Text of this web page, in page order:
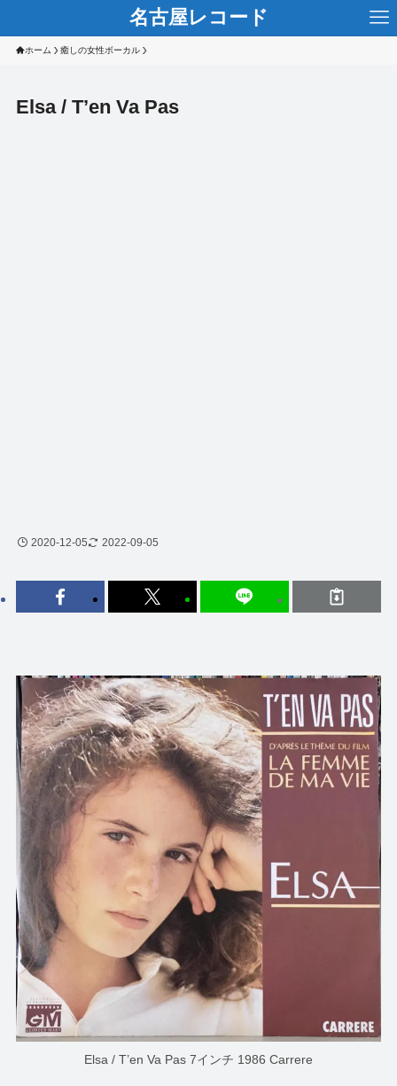
名古屋レコード
ホーム 癒しの女性ボーカル
Elsa / T’en Va Pas
2020-12-05 2022-09-05
Elsa / T’en Va Pas 7インチ 1986 Carrere